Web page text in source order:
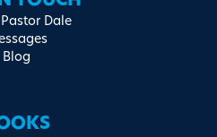
Dale
Blog